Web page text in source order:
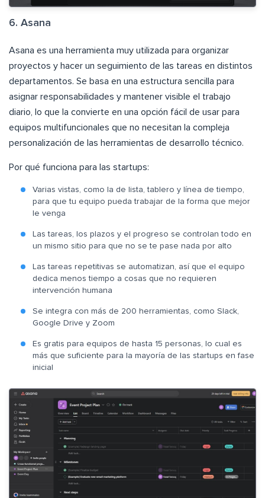
6. Asana
Asana es una herramienta muy utilizada para organizar
proyectos y hacer un seguimiento de las tareas en distintos
departamentos. Se basa en una estructura sencilla para
asignar responsabilidades y mantener visible el trabajo
diario, lo que la convierte en una opción fácil de usar para
equipos multifuncionales que no necesitan la compleja
personalización de las herramientas de desarrollo técnico.
Por qué funciona para las startups:
Varias vistas, como la de lista, tablero y línea de tiempo,
para que tu equipo pueda trabajar de la forma que mejor
le venga
Las tareas, los plazos y el progreso se controlan todo en
un mismo sitio para que no se te pase nada por alto
Las tareas repetitivas se automatizan, así que el equipo
dedica menos tiempo a cosas que no requieren
intervención humana
Se integra con más de 200 herramientas, como Slack,
Google Drive y Zoom
Es gratis para equipos de hasta 15 personas, lo cual es
más que suficiente para la mayoría de las startups en fase
inicial